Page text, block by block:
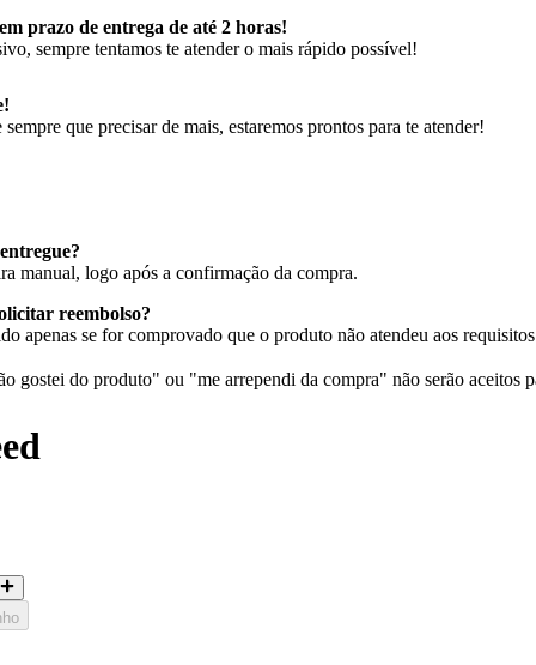
prazo de entrega de até 2 horas!
sempre tentamos te atender o mais rápido possível!
que precisar de mais, estaremos prontos para te atender!
manual, logo após a confirmação da compra.
reembolso?
apenas se for comprovado que o produto não atendeu aos
gostei do produto" ou "me arrependi da compra" não serão aceitos